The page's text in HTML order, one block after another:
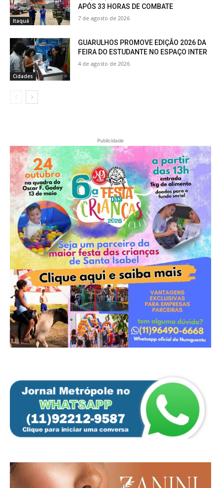
Itaquá
APÓS 33 HORAS DE COMBATE
7 de agosto de 2026
Cidades
GUARULHOS PROMOVE EDIÇÃO 2026 DA
FEIRA DO ESTUDANTE NO ESPAÇO INTER
4 de agosto de 2026
Publicidade